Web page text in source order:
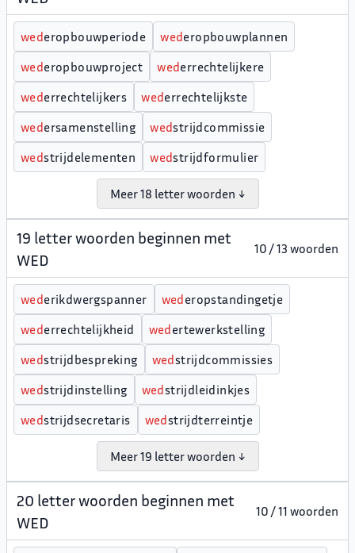
wederopbouwperiode wederopbouwplannen
wederopbouwproject wederrechtelijkere
wederrechtelijkers wederrechtelijkste
wedersamenstelling wedstrijdcommissie
wedstrijdelementen wedstrijdformulier
Meer 18 letter woorden ↓
19 letter woorden beginnen met
WED
10 / 13 woorden
wederikdwergspanner wederopstandingetje
wederrechtelijkheid wedertewerkstelling
wedstrijdbespreking wedstrijdcommissies
wedstrijdinstelling wedstrijdleidinkjes
wedstrijdsecretaris wedstrijdterreintje
Meer 19 letter woorden ↓
20 letter woorden beginnen met
WED
10 / 11 woorden